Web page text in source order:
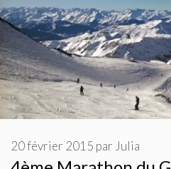
20 février 2015 par Julia